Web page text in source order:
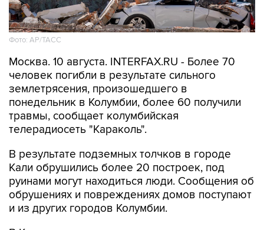
Фото: АР/ТАСС
Москва. 10 августа. INTERFAX.RU - Более 70
человек погибли в результате сильного
землетрясения, произошедшего в
понедельник в Колумбии, более 60 получили
травмы, сообщает колумбийская
телерадиосеть "Караколь".
В результате подземных толчков в городе
Кали обрушились более 20 построек, под
руинами могут находиться люди. Сообщения об
обрушениях и повреждениях домов поступают
и из других городов Колумбии.